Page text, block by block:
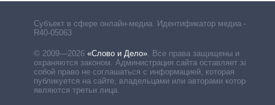
Субъект в сфере онлайн-медиа. Идентификатор медиа –
R40-05063
© 2009—2026 «Слово и Дело». Все права защищены и
охраняются законом. Администрация сайта оставляет за
собой право не соглашаться с информацией, которая
публикуется на сайте, владельцами или авторами которой
являются третьи лица.